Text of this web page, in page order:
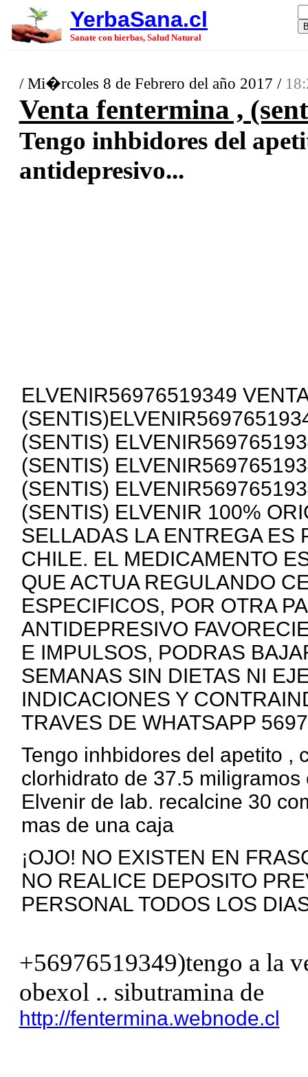
YerbaSana.cl
Sanate con hierbas, Salud Natural
/ Mi�rcoles 8 de Febrero del año 2017 /
Venta fentermina ,
Tengo inhbidores del
antidepresivo...
ELVENIR56976519349
(SENTIS)
(SENTIS)
(SENTIS)
(SENTIS) ELVENIR 100%
SELLADAS LA ENTREGA ES
CHILE. EL MEDICAMENTO
QUE ACTUA REGULANDO
ESPECIFICOS, POR OTRA
ANTIDEPRESIVO
E IMPULSOS, PODRAS
SEMANAS SIN DIETAS NI
INDICACIONES Y
TRAVES DE WHATSAPP
Tengo inhbidores del apetito ,
clorhidrato de 37.5
Elvenir de lab. recalcine 30
mas de una caja
¡OJO! NO EXISTEN EN
NO REALICE DEPOSITO
PERSONAL TODOS LOS
+56976519349)tengo a la
obexol .. sibutramina de
http://fentermina.webnode.cl